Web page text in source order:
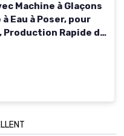
Machine à Glaçons
Eau à Poser, pour
Production Rapide de
avec Pelle